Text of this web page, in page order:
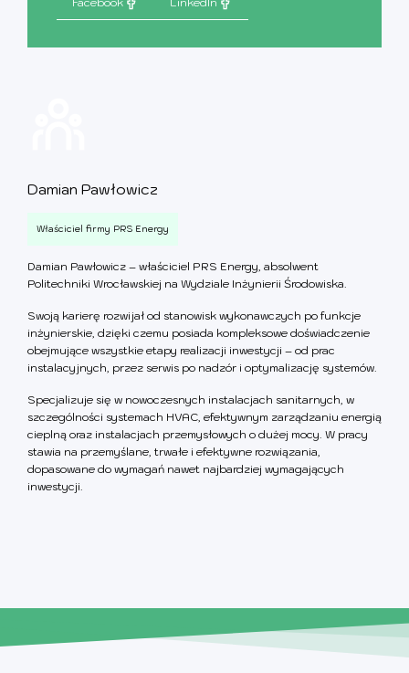
Damian Pawłowicz
Właściciel firmy PRS Energy
Damian Pawłowicz – właściciel PRS Energy, absolwent
Politechniki Wrocławskiej na Wydziale Inżynierii Środowiska.
Swoją karierę rozwijał od stanowisk wykonawczych po funkcje
inżynierskie, dzięki czemu posiada kompleksowe doświadczenie
obejmujące wszystkie etapy realizacji inwestycji – od prac
instalacyjnych, przez serwis po nadzór i optymalizację systemów.
Specjalizuje się w nowoczesnych instalacjach sanitarnych, w
szczególności systemach HVAC, efektywnym zarządzaniu energią
cieplną oraz instalacjach przemysłowych o dużej mocy. W pracy
stawia na przemyślane, trwałe i efektywne rozwiązania,
dopasowane do wymagań nawet najbardziej wymagających
inwestycji.